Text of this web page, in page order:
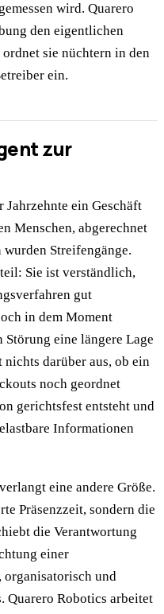
wird. Quarero
den eigentlichen
sie nüchtern in den
ein.
zur
Jahrzehnte ein Geschäft
Menschen, abgerechnet
Streifengänge.
Sie ist verständlich,
gut
in dem Moment
eine längere Lage
darüber aus, ob ein
noch geordnet
gerichtsfest entsteht und
Informationen
eine andere Größe.
Präsenzzeit, sondern die
die Verantwortung
einer
organisatorisch und
Quarero Robotics arbeitet